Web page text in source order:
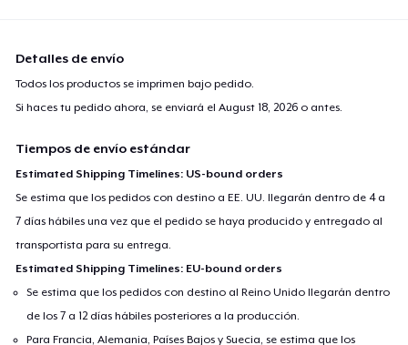
Detalles de envío
Todos los productos se imprimen bajo pedido.
Si haces tu pedido ahora, se enviará elAugust 18, 2026 o antes.
Tiempos de envío estándar
Estimated Shipping Timelines: US-bound orders
Se estima que los pedidos con destino a EE. UU. llegarán dentro de 4 a
7 días hábiles una vez que el pedido se haya producido y entregado al
transportista para su entrega.
Estimated Shipping Timelines: EU-bound orders
Se estima que los pedidos con destino al Reino Unido llegarán dentro
de los 7 a 12 días hábiles posteriores a la producción.
Para Francia, Alemania, Países Bajos y Suecia, se estima que los